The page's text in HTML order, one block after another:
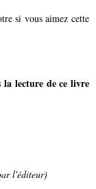
si vous aimez cette
la lecture de ce livre
l'éditeur)